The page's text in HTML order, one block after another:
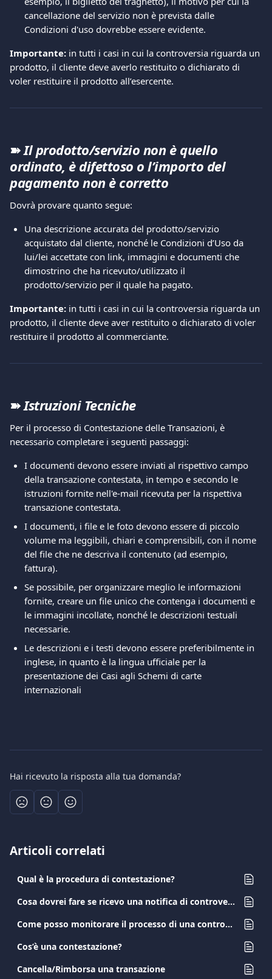
cancellazione del servizio non è prevista dalle
Condizioni d'uso dovrebbe essere evidente.
Importante: in tutti i casi in cui la controversia riguarda un
prodotto, il cliente deve averlo restituito o dichiarato di
voler restituire il prodotto all’esercente.
➽Il prodotto/servizio non è quello
ordinato, è difettoso o l’importo del
pagamento non è corretto
Dovrà provare quanto segue:
Una descrizione accurata del prodotto/servizio
acquistato dal cliente, nonché le Condizioni d’Uso da
lui/lei accettate con link, immagini e documenti che
dimostrino che ha ricevuto/utilizzato il
prodotto/servizio per il quale ha pagato.
Importante: in tutti i casi in cui la controversia riguarda un
prodotto, il cliente deve aver restituito o dichiarato di voler
restituire il prodotto al commerciante.
➽ Istruzioni Tecniche
Per il processo di Contestazione delle Transazioni, è
necessario completare i seguenti passaggi:
I documenti devono essere inviati al rispettivo campo
della transazione contestata, in tempo e secondo le
istruzioni fornite nell'e-mail ricevuta per la rispettiva
transazione contestata.
I documenti, i file e le foto devono essere di piccolo
volume ma leggibili, chiari e comprensibili, con il nome
del file che ne descriva il contenuto (ad esempio,
fattura).
Se possibile, per organizzare meglio le informazioni
fornite, creare un file unico che contenga i documenti e
le immagini incollate, nonché le descrizioni testuali
necessarie.
Le descrizioni e i testi devono essere preferibilmente in
inglese, in quanto è la lingua ufficiale per la
presentazione dei Casi agli Schemi di carte
internazionali
Hai ricevuto la risposta alla tua domanda?
Articoli correlati
Qual è la procedura di contestazione?
Cosa dovrei fare se ricevo una notifica di controversia?
Come posso monitorare il processo di una controversia?
Cos’è una contestazione?
Cancella/Rimborsa una transazione